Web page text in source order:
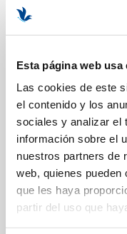
Esta página web usa
Las cookies de este
el contenido y los
sociales y analizar el
información sobre el
nuestros partners de
web, quienes pueden
que les haya
partir del uso que
DESCRIPCIÓN
BENEFICIOS Y
Hidrata en
Suaviza arrugas y
Reactiva la
Aporta una sensación
Formato: 15ml
COMPOSICIÓN